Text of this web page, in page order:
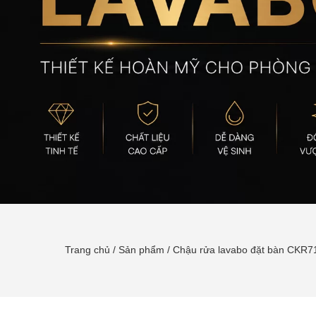
Trang chủ / Sản phẩm / Chậu rửa lavabo đặt bàn